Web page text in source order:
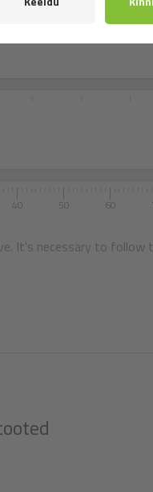
40 50 60
It's necessary to follow